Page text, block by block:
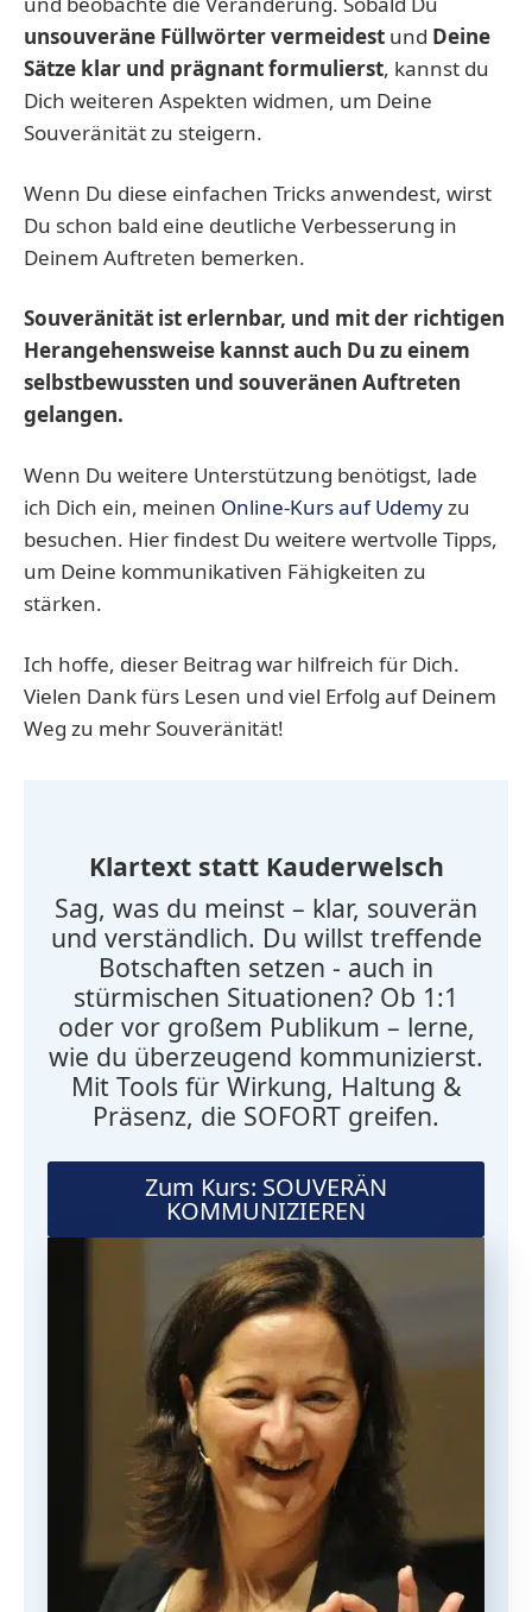
unsouveräne Füllwörter vermeidest und Deine
Sätze klar und prägnant formulierst, kannst du
Dich weiteren Aspekten widmen, um Deine
Souveränität zu steigern.
Wenn Du diese einfachen Tricks anwendest, wirst
Du schon bald eine deutliche Verbesserung in
Deinem Auftreten bemerken.
Souveränität ist erlernbar, und mit der richtigen
Herangehensweise kannst auch Du zu einem
selbstbewussten und souveränen Auftreten
gelangen.
Wenn Du weitere Unterstützung benötigst, lade
ich Dich ein, meinen Online-Kurs auf Udemyzu
besuchen. Hier findest Du weitere wertvolle Tipps,
um Deine kommunikativen Fähigkeiten zu
stärken.
Ich hoffe, dieser Beitrag war hilfreich für Dich.
Vielen Dank fürs Lesen und viel Erfolg auf Deinem
Weg zu mehr Souveränität!
Klartext statt Kauderwelsch
Sag, was du meinst – klar, souverän
und verständlich. Du willst treffende
Botschaften setzen - auch in
stürmischen Situationen? Ob 1:1
oder vor großem Publikum – lerne,
wie du überzeugend kommunizierst.
Mit Tools für Wirkung, Haltung &
Präsenz, die SOFORT greifen.
Zum Kurs: SOUVERÄN
KOMMUNIZIEREN